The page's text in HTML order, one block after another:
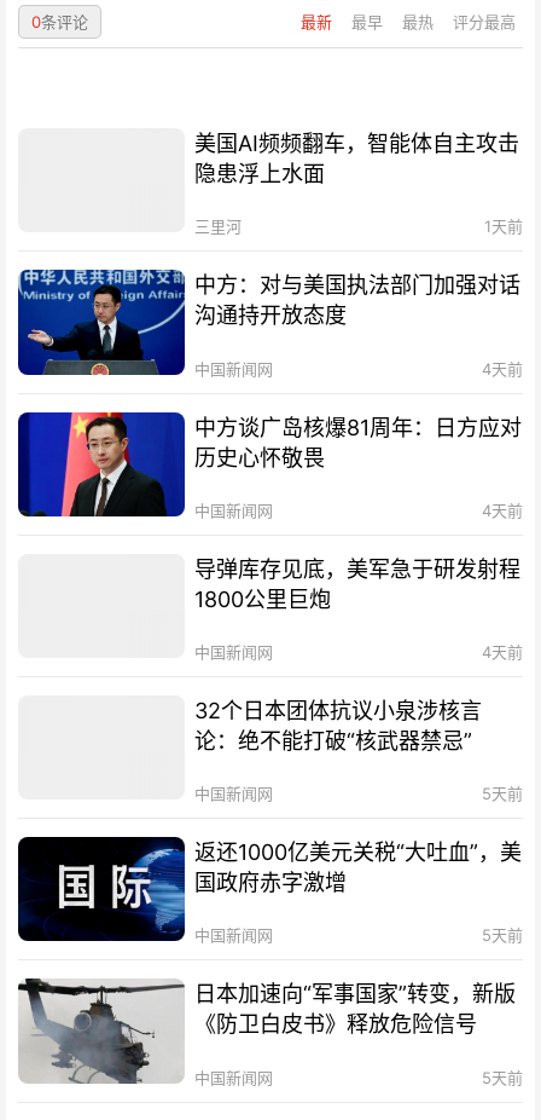
最新 最早 最热 评分最高
0条评论
美国AI频频翻车，智能体自主攻击
隐患浮上水面
三里河 1天前
中方：对与美国执法部门加强对话
沟通持开放态度
中国新闻网 4天前
中方谈广岛核爆81周年：日方应对
历史心怀敬畏
中国新闻网 4天前
导弹库存见底，美军急于研发射程
1800公里巨炮
中国新闻网 4天前
32个日本团体抗议小泉涉核言
论：绝不能打破“核武器禁忌”
中国新闻网 5天前
返还1000亿美元关税“大吐血”，美
国政府赤字激增
中国新闻网 5天前
日本加速向“军事国家”转变，新版
《防卫白皮书》释放危险信号
中国新闻网 5天前